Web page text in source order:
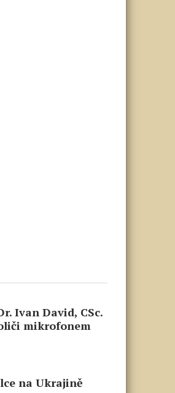
Ivan David, CSc.
mikrofonem
na Ukrajině